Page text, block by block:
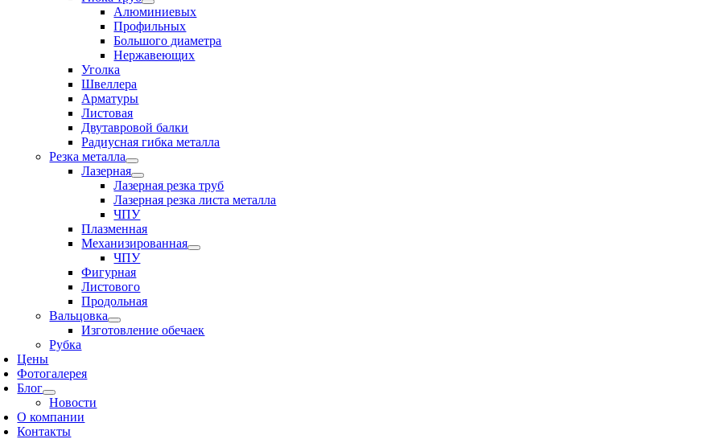
Алюминиевых
Профильных
Большого диаметра
Нержавеющих
Уголка
Швеллера
Арматуры
Листовая
Двутавровой балки
Радиусная гибка металла
Резка металла
Лазерная
Лазерная резка труб
Лазерная резка листа металла
ЧПУ
Плазменная
Механизированная
ЧПУ
Фигурная
Листового
Продольная
Вальцовка
Изготовление обечаек
Рубка
Цены
Фотогалерея
Блог
Новости
О компании
Контакты